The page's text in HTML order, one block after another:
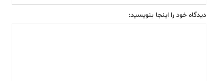
دیدگاه خود را اینجا بنویسید: